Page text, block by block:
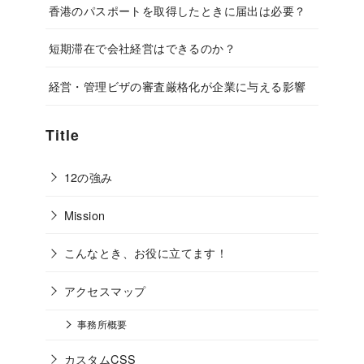
香港のパスポートを取得したときに届出は必要？
短期滞在で会社経営はできるのか？
経営・管理ビザの審査厳格化が企業に与える影響
Title
12の強み
Mission
こんなとき、お役に立てます！
アクセスマップ
事務所概要
カスタムCSS